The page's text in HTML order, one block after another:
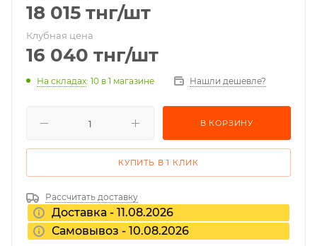
18 015 тнг/шт
Клубная цена
16 040 тнг/шт
На складах: 10 в 1 магазине Нашли дешевле?
В КОРЗИНУ
КУПИТЬ В 1 КЛИК
Рассчитать доставку
Доставка - 11.08.2026
Самовывоз - 10.08.2026